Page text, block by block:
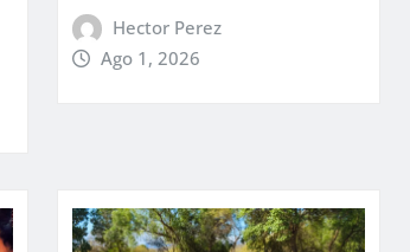
Hector Perez
Ago 1, 2026